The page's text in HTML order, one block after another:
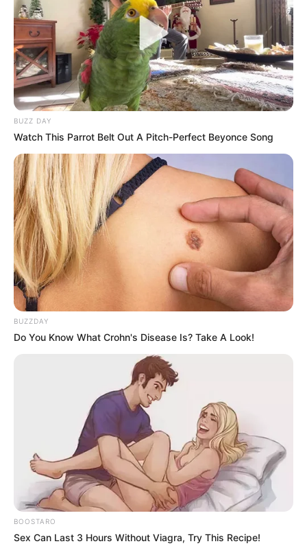
BUZZ DAY
Watch This Parrot Belt Out A Pitch-Perfect Beyonce Song
BUZZDAY
Do You Know What Crohn's Disease Is? Take A Look!
BOOSTARO
Sex Can Last 3 Hours Without Viagra, Try This Recipe!